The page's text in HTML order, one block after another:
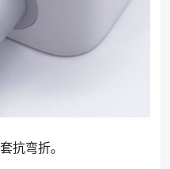
抗弯折。